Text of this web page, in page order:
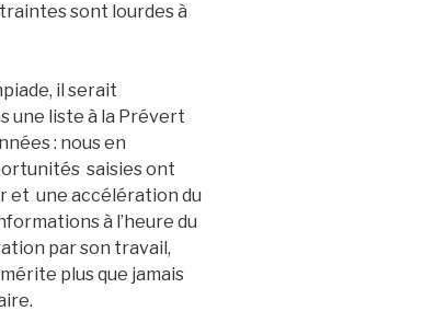
sont lourdes à
il serait
une liste à la Prévert
: nous en
saisies ont
et une accélération du
à l’heure du
par son travail,
plus que jamais